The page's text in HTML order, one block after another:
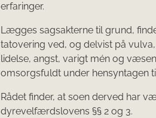
erfaringer.
Lægges sagsakterne til grund,
tatovering ved, og delvist på
lidelse, angst, varigt mén og
omsorgsfuldt under hensyntagen
Rådet finder, at soen derved har
dyrevelfærdslovens §§ 2 og 3.